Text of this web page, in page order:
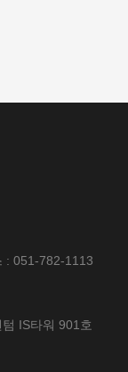
: 051-782-1113
IS타워 901호